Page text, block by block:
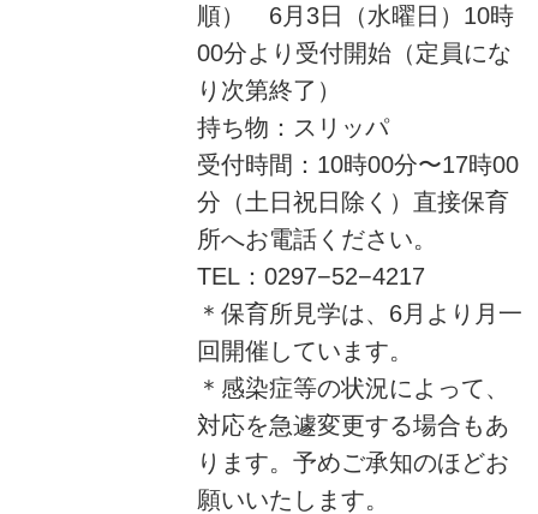
順） 6月3日（水曜日）10時
00分より受付開始（定員にな
り次第終了）
持ち物：スリッパ
受付時間：10時00分〜17時00
分（土日祝日除く）直接保育
所へお電話ください。
TEL：0297−52−4217
＊保育所見学は、6月より月一
回開催しています。
＊感染症等の状況によって、
対応を急遽変更する場合もあ
ります。予めご承知のほどお
願いいたします。